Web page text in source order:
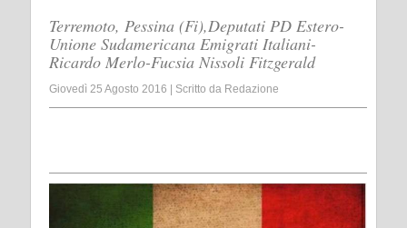
Terremoto, Pessina (Fi),Deputati PD Estero-
Unione Sudamericana Emigrati Italiani-
Ricardo Merlo-Fucsia Nissoli Fitzgerald
Giovedì 25 Agosto 2016 Scritto da Redazione